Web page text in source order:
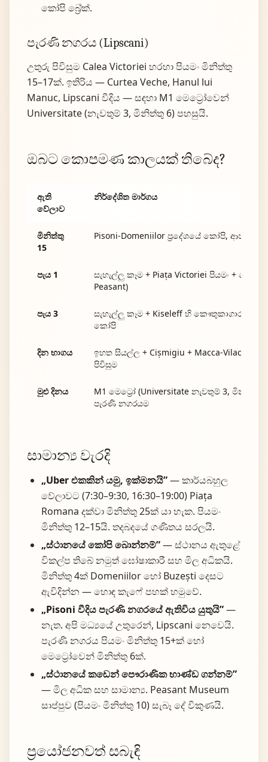
කෝපි බ්‍රේක්.
පැරණි නගරය (Lipscani)
උතුරු පිවිසුම Calea Victoriei හරහා පියමං මිනිත්තු
15–17ක්. ඉතිරිය — Curtea Veche, Hanul lui
Manuc, Lipscani වීදිය — සඳහා M1 මෙට්‍රෝවෙන්
Universitate (නැවතුම් 3, මිනිත්තු 6) පහසුයි.
ඔබට කොපමණ කාලයක් තිබේද?
ඇති
වේලාව
නිර්දේශිත මාර්ගය
මිනිත්තු
15
Pisoni-Domeniilor ප්‍රදේශයේ කෝපි, ආපසු
පැය 1
සැහැල්ලු කෑම + Piața Victoriei පියමං +
Peasant)
පැය 3
සැහැල්ලු කෑම + Kiseleff හි කෞතුකාගාර දෙකම
කෝපි
දින භාගය
ඉහත සියල්ල + Cișmigiu + Macca-
පිවිසුම
මුළු දිනය
M1 මෙට්‍රෝ (Universitate නැවතුම් 3, මිනිත්තු
පැරණි නගරයම
සාමාන්‍ය වැරදි
„Uber එකකින් යමු, ඉක්මනයි”— කාර්යබහුල
වේලාවට (7:30–9:30, 16:30–19:00) Piața
Romana දක්වා මිනිත්තු 25ක් යා හැක. පියමං
මිනිත්තු 12–15යි. තදබදයේ ගණිතය සරලයි.
„ස්ථානයේ කෝපි බොන්නම්”— ස්ථානය ඇතුළේ
විකල්ප තිබේ නමුත් ඝෝෂාකාරී සහ මිල අධිකයි.
මිනිත්තු 4ක් Domeniilor හෝ Buzești දෙසට
ඇවිදින්න — හොඳ කැෆේ පහක් හමුවේ.
„Pisoni වීදිය පැරණි නගරයේ ඇතිවිය යුතුයි”—
නැත. අපි මධ්‍යයේ උතුරෙන්, Lipscani නෙවෙයි.
පැරණි නගරය පියමං මිනිත්තු 15+ක් හෝ
මෙට්‍රෝවෙන් මිනිත්තු 6ක්.
„ස්ථානයේ කඩෙන් පෞරාණික භාණ්ඩ ගන්නම්”
— මිල අධික සහ සාමාන්‍ය. Peasant Museum
සාප්පුව (පියමං මිනිත්තු 10) සැබෑ දේ විකුණයි.
ප්‍රයෝජනවත් සබැඳි